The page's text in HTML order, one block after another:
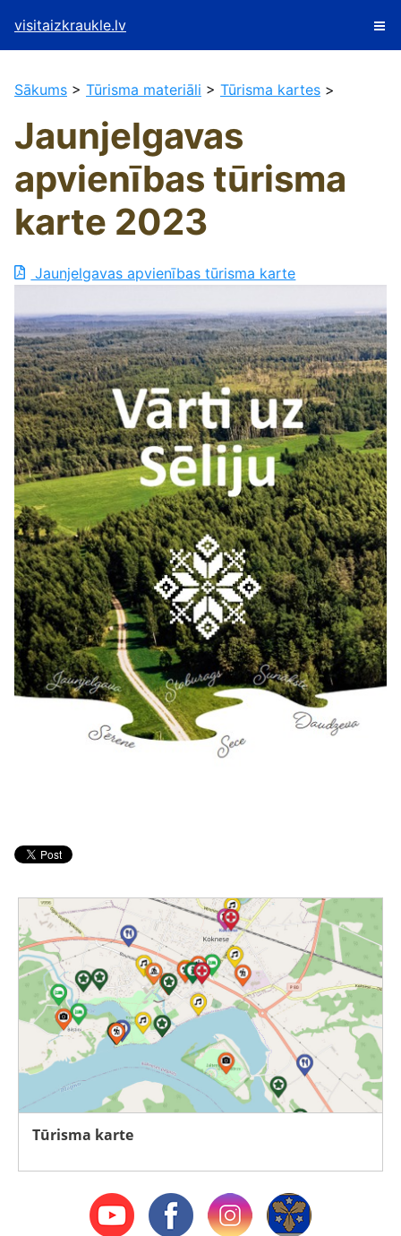
visitaizkraukle.lv
Sākums > Tūrisma materiāli > Tūrisma kartes >
Jaunjelgavas
apvienības tūrisma
karte 2023
Jaunjelgavas apvienības tūrisma karte
Tūrisma karte